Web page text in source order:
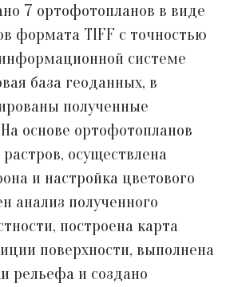
7 ортофотопланов в виде
формата TIFF с точностью
системе
база геоданных, в
полученные
основе ортофотопланов
осуществлена
и настройка цветового
анализ полученного
построена карта
поверхности, выполнена
рельефа и создано